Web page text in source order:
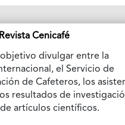
Cenicafé
divulgar entre la
el Servicio de
de Cafeteros, los
resultados de
artículos científicos.